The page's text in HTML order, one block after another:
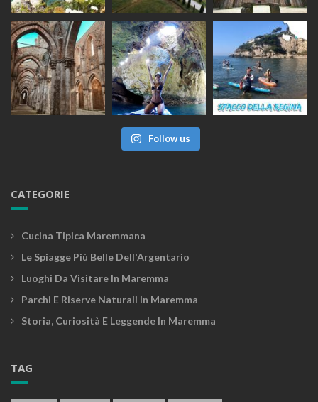
Follow us
CATEGORIE
Cucina Tipica Maremmana
Le Spiagge Più Belle Dell'Argentario
Luoghi Da Visitare In Maremma
Parchi E Riserve Naturali In Maremma
Storia, Curiosità E Leggende In Maremma
TAG